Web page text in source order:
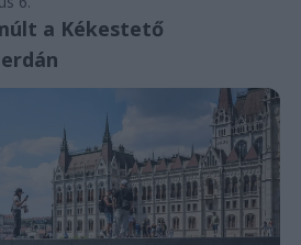
a Kékestető